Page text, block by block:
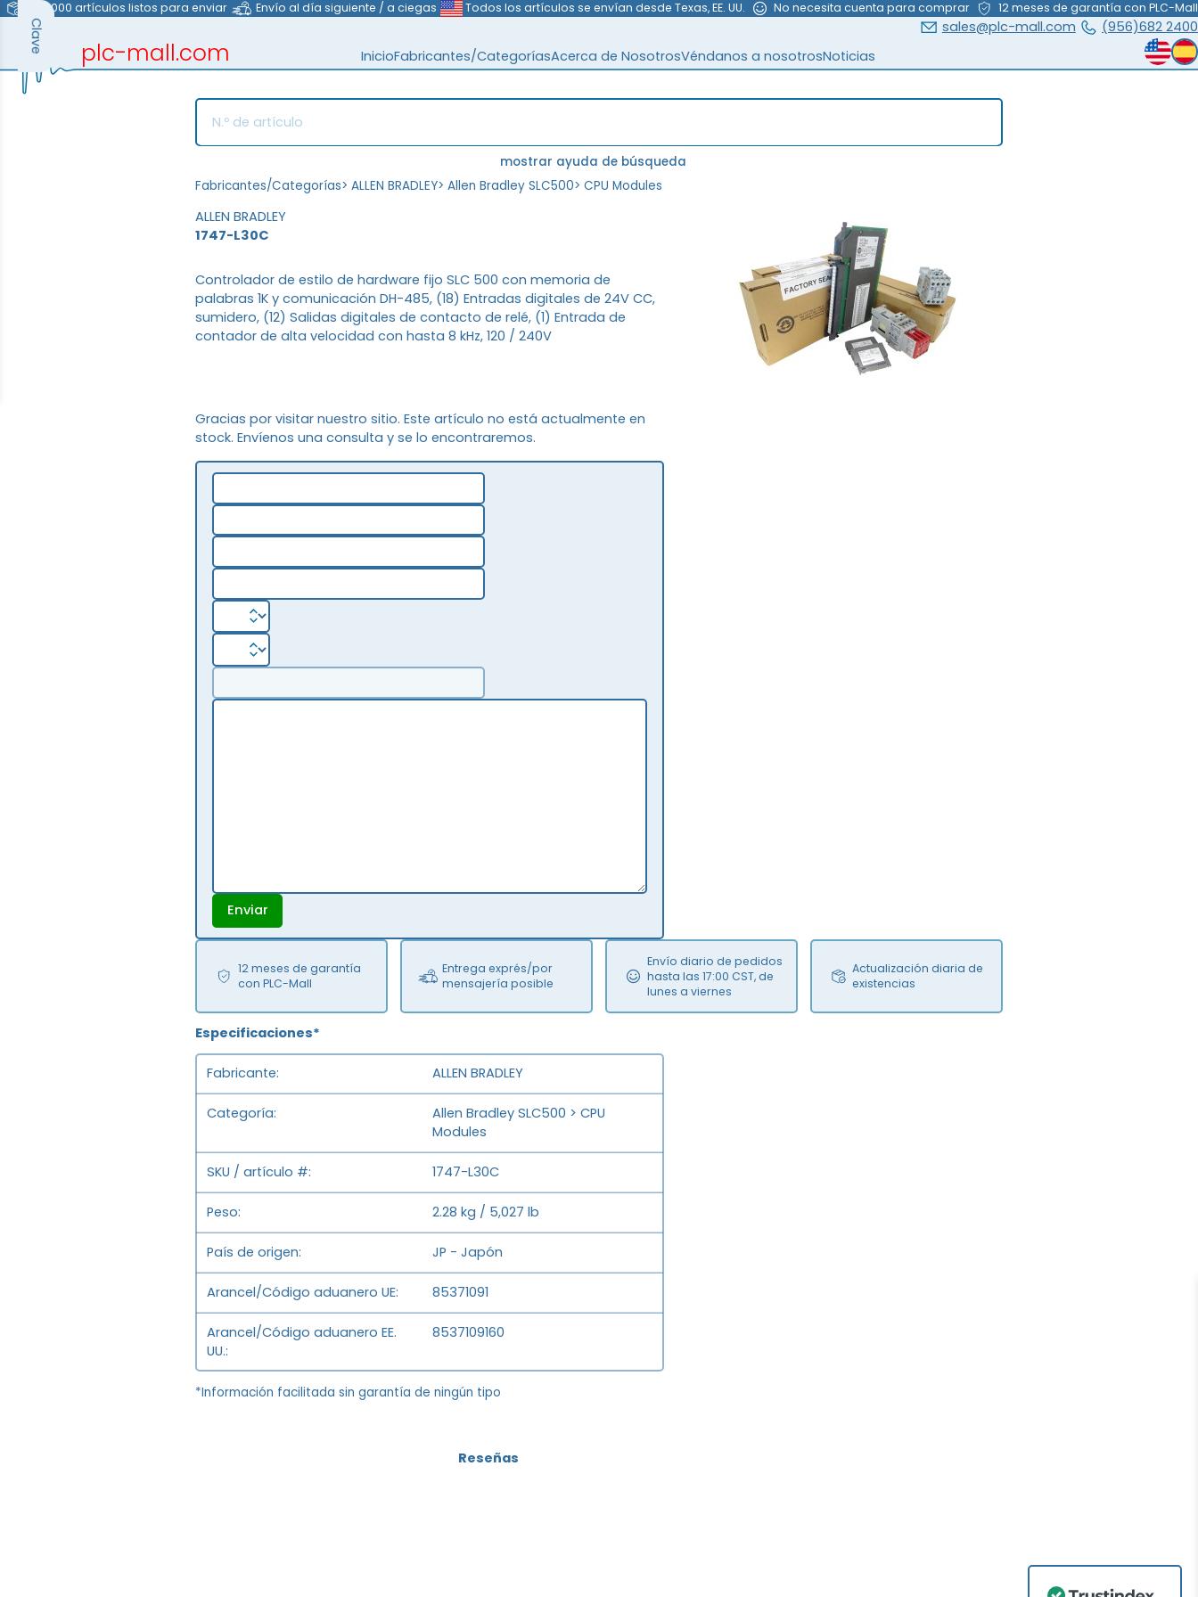
>40.000 artículos listos para enviar Envío al día siguiente / a ciegas Todos los artículos se envían desde Texas, EE. UU. No necesita cuenta para comprar 12 meses de garantía con PLC-Mall
plc-mall.com InicioFabricantes/CategoríasAcerca de NosotrosVéndanos a nosotrosNoticias
(956)682 2400
sales@plc-mall.com
mostrar ayuda de búsqueda
Fabricantes/Categorías> ALLEN BRADLEY> Allen Bradley SLC500> CPU Modules
ALLEN BRADLEY
1747-L30C
Gracias por visitar nuestro sitio. Este artículo no está actualmente en
stock. Envíenos una consulta y se lo encontraremos.
Enviar
12 meses de garantía
con PLC-Mall
Entrega exprés/por
mensajería posible
Envío diario de pedidos
hasta las 17:00 CST, de
lunes a viernes
Actualización diaria de
existencias
Controlador de estilo de hardware fijo SLC 500 con memoria de
palabras 1K y comunicación DH-485, (18) Entradas digitales de 24V CC,
sumidero, (12) Salidas digitales de contacto de relé, (1) Entrada de
contador de alta velocidad con hasta 8 kHz, 120 / 240V
Especificaciones*
Fabricante ALLEN BRADLEY
Categoría
Allen Bradley SLC500 > CPU
Modules
SKU / artículo # 1747-L30C
Peso 2.28 kg / 5,027 lb
País de origen JP - Japón
Arancel/Código aduanero UE 85371091
Arancel/Código aduanero EE.
UU.
8537109160
*Información facilitada sin garantía de ningún tipo
Reseñas
Clave